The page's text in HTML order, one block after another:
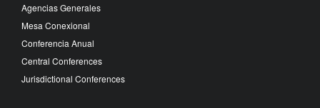
Agencias Generales
Mesa Conexional
Conferencia Anual
Central Conferences
Jurisdictional Conferences